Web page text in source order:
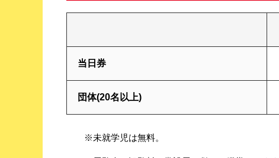
当日券
団体(20名以上)
※未就学児は無料。